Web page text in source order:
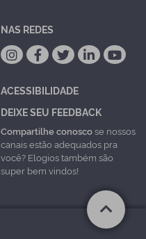
NAS REDES
ACESSIBILIDADE
DEIXE SEU FEEDBACK
Compartilhe conoscose nossos
canais estão adequados pra
você? Elogios também são
super bem vindos!